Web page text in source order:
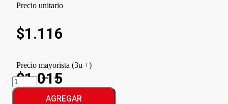
Precio unitario
$1.116
Precio mayorista (3u +)
$1.015
ZUMMY
DISNEY
MIX
AGREGAR